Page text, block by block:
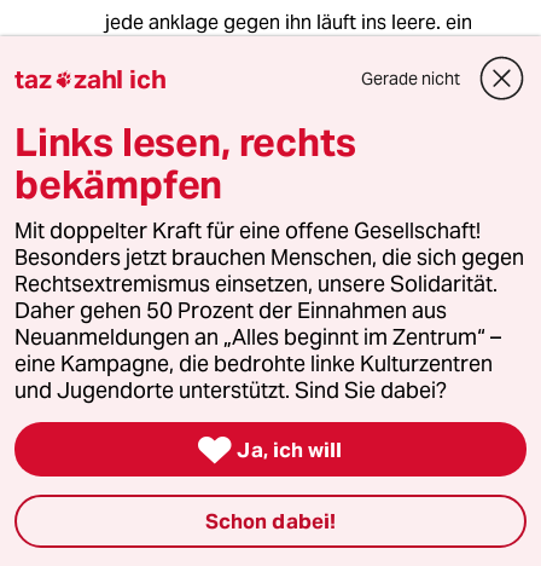
jede anklage gegen ihn läuft ins leere. ein
angriff auf die demokratie. ein angriff auf das
gute leben. ein wahnsinn in sachsen. aber das,
ist ja nichts neues:
guten abend!
G Georg
17.03.2013,23:55 Uhr
Wer hat denn bei Teilen der KommentatorInnen
die Hirne eingesammelt?
Dümmliche Nazi-Kommentare bei der taz, das
ist ja ekelhaft.
Danke Lothar für deinen Kampf gegen dieses
Pack!
taz zahl ich Gerade nicht
Links lesen, rechts
bekämpfen
Mit doppelter Kraft für eine offene Gesellschaft!
Besonders jetzt brauchen Menschen, die sich gegen
Rechtsextremismus einsetzen, unsere Solidarität.
Daher gehen 50 Prozent der Einnahmen aus
Neuanmeldungen an „Alles beginnt im Zentrum“ –
eine Kampagne, die bedrohte linke Kulturzentren
und Jugendorte unterstützt. Sind Sie dabei?
 Ja, ich will
Schon dabei!